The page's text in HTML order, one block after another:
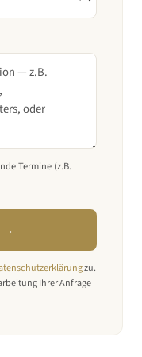
Termine (z.B.
→
zu.
Ihrer Anfrage